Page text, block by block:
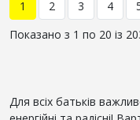
1 2 3 4
Показано з 1 по 20 із
Для всіх батьків